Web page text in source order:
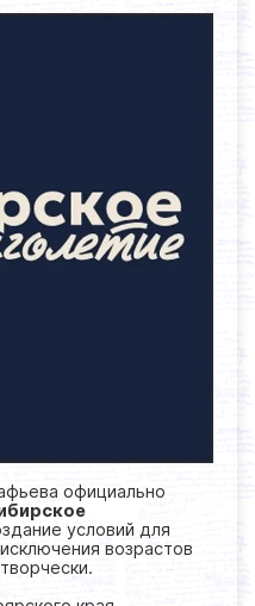
официально
условий для
возрастов